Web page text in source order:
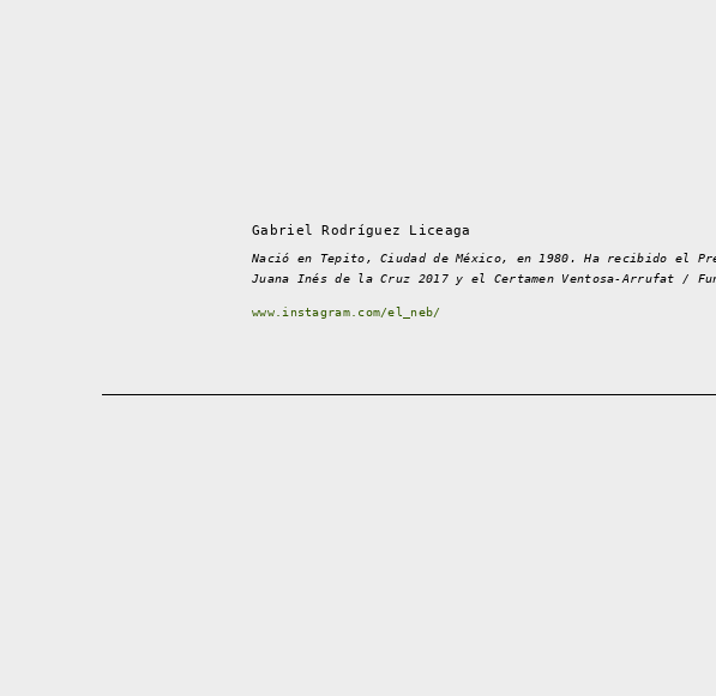
Gabriel Rodríguez Liceaga
Nació en Tepito, Ciudad de México, en 1980. Ha recibido el
Juana Inés de la Cruz 2017 y el Certamen Ventosa-Arrufat /
www.instagram.com/el_neb/